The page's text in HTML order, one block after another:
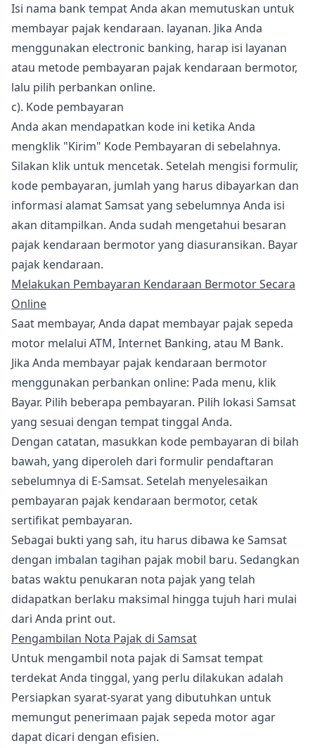
Isi nama bank tempat Anda akan memutuskan untuk
membayar pajak kendaraan. layanan. Jika Anda
menggunakan electronic banking, harap isi layanan
atau metode pembayaran pajak kendaraan bermotor,
lalu pilih perbankan online.
c). Kode pembayaran
Anda akan mendapatkan kode ini ketika Anda
mengklik "Kirim" Kode Pembayaran di sebelahnya.
Silakan klik untuk mencetak. Setelah mengisi formulir,
kode pembayaran, jumlah yang harus dibayarkan dan
informasi alamat Samsat yang sebelumnya Anda isi
akan ditampilkan. Anda sudah mengetahui besaran
pajak kendaraan bermotor yang diasuransikan. Bayar
pajak kendaraan.
Melakukan Pembayaran Kendaraan Bermotor Secara
Online
Saat membayar, Anda dapat membayar pajak sepeda
motor melalui ATM, Internet Banking, atau M Bank.
Jika Anda membayar pajak kendaraan bermotor
menggunakan perbankan online: Pada menu, klik
Bayar. Pilih beberapa pembayaran. Pilih lokasi Samsat
yang sesuai dengan tempat tinggal Anda.
Dengan catatan, masukkan kode pembayaran di bilah
bawah, yang diperoleh dari formulir pendaftaran
sebelumnya di E-Samsat. Setelah menyelesaikan
pembayaran pajak kendaraan bermotor, cetak
sertifikat pembayaran.
Sebagai bukti yang sah, itu harus dibawa ke Samsat
dengan imbalan tagihan pajak mobil baru. Sedangkan
batas waktu penukaran nota pajak yang telah
didapatkan berlaku maksimal hingga tujuh hari mulai
dari Anda print out.
Pengambilan Nota Pajak di Samsat
Untuk mengambil nota pajak di Samsat tempat
terdekat Anda tinggal, yang perlu dilakukan adalah
Persiapkan syarat-syarat yang dibutuhkan untuk
memungut penerimaan pajak sepeda motor agar
dapat dicari dengan efisien.